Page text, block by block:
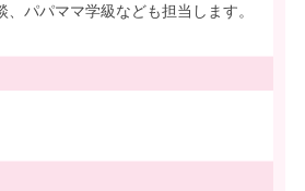
、パパママ学級なども担当します。